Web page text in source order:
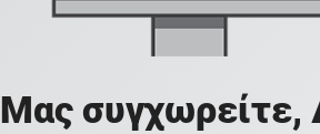
Μας συγχωρείτε,